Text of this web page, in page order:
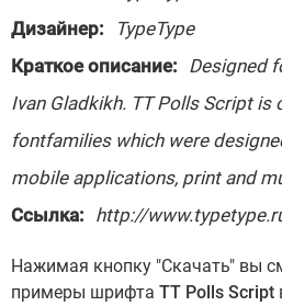
Дизайнер:
TypeType
Краткое описание: Designed
Ivan Gladkikh. TT Polls Script is
fontfamilies which were
mobile applications, print and
Ссылка: http://
Нажимая кнопку "Скачать" вы
примеры шрифта TT Polls Script